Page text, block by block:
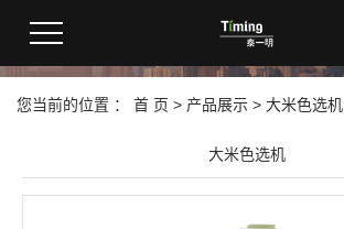
产品中心
您当前的位置 ： 首 页 > 产品展示 > 大米色选机
大米色选机